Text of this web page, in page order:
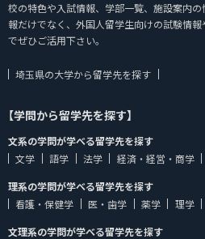
校の特色や入試情報、学部一覧、施設案内
報だけでなく、外国人留学生向けの試験情
でぜひご活用下さい。
埼玉県の大学から留学先を探す
【学問から留学先を探す】
文系の学問が学べる留学先を探す
文学
語学 法学 経済・経営・商学
理系の学問が学べる留学先を探す
看護・保健学
医・歯学 薬学 理学
文理系の学問が学べる留学先を探す